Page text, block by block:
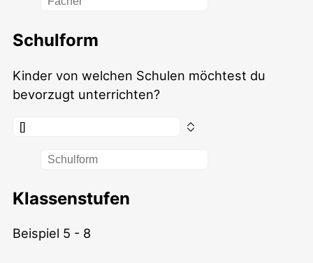
Schulform
Kinder von welchen Schulen möchtest du
bevorzugt unterrichten?
Klassenstufen
Beispiel 5 - 8